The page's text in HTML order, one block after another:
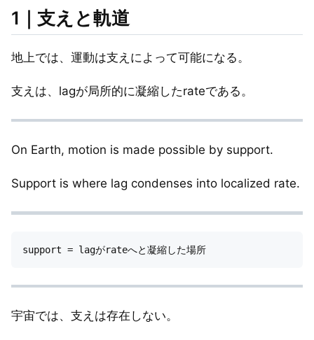
1｜支えと軌道
地上では、運動は支えによって可能になる。
支えは、lagが局所的に凝縮したrateである。
On Earth, motion is made possible by support.
Support is where lag condenses into localized rate.
宇宙では、支えは存在しない。